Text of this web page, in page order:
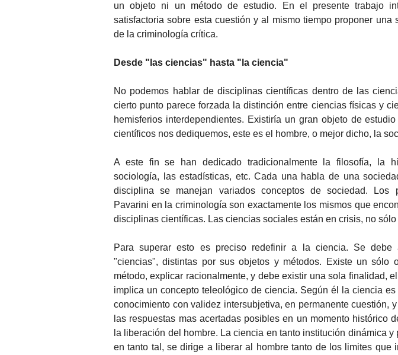
un objeto ni un método de estudio. En el presente trabajo
satisfactoria sobre esta cuestión y al mismo tiempo proponer una
de la criminología crítica.
Desde "las ciencias" hasta "la ciencia"
No podemos hablar de disciplinas científicas dentro de las
cierto punto parece forzada la distinción entre ciencias físicas y
hemisferios interdependientes. Existiría un gran objeto de
científicos nos dediquemos, este es el hombre, o mejor dicho, la
A este fin se han dedicado tradicionalmente la filosofía, la
sociología, las estadísticas, etc. Cada una habla de una
disciplina se manejan variados conceptos de sociedad. Los
Pavarini en la criminología son exactamente los mismos que
disciplinas científicas. Las ciencias sociales están en crisis, no
Para superar esto es preciso redefinir a la ciencia. Se debe
"ciencias", distintas por sus objetos y métodos. Existe un sólo
método, explicar racionalmente, y debe existir una sola finalidad,
implica un concepto teleológico de ciencia. Según él la ciencia
conocimiento con validez intersubjetiva, en permanente cuestión,
las respuestas mas acertadas posibles en un momento histórico
la liberación del hombre. La ciencia en tanto institución dinámica y
en tanto tal, se dirige a liberar al hombre tanto de los limites que